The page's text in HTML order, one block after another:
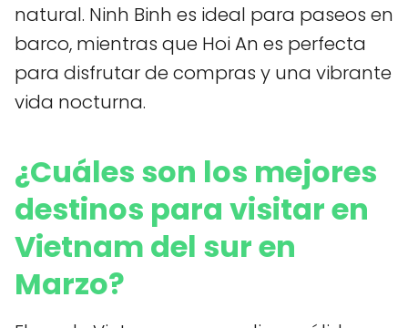
natural. Ninh Binh es ideal para paseos en
barco, mientras que Hoi An es perfecta
para disfrutar de compras y una vibrante
vida nocturna.
¿Cuáles son los mejores
destinos para visitar en
Vietnam del sur en
Marzo?